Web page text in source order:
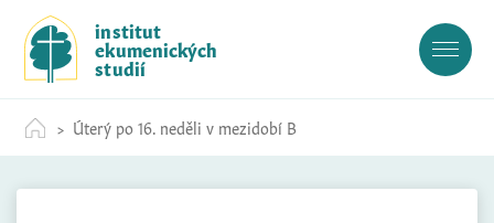
c
institut
ekumenických
studií
Úterý po 16. neděli v mezidobí B